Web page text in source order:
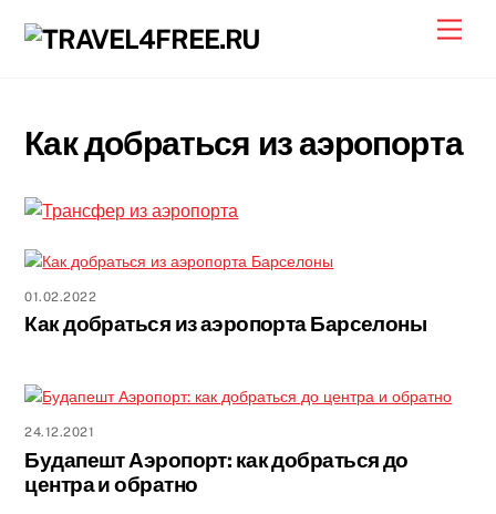
Как добраться из аэропорта
01.02.2022
Как добраться из аэропорта Барселоны
24.12.2021
Будапешт Аэропорт: как добраться до
центра и обратно